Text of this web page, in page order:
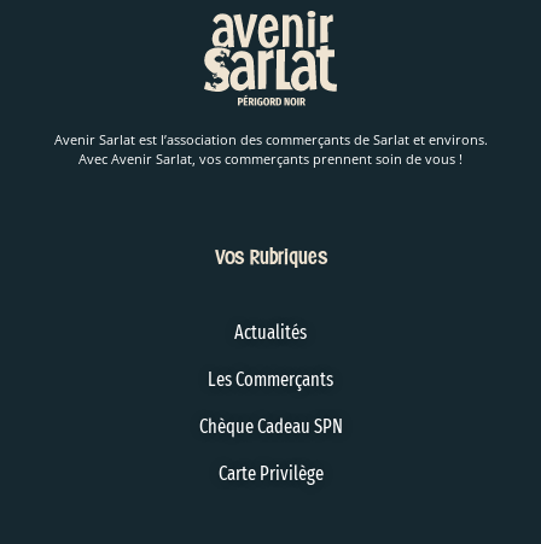
Avenir Sarlat est l’association des commerçants de Sarlat et environs.
Avec Avenir Sarlat, vos commerçants prennent soin de vous !
Vos Rubriques
Actualités
Les Commerçants
Chèque Cadeau SPN
Carte Privilège